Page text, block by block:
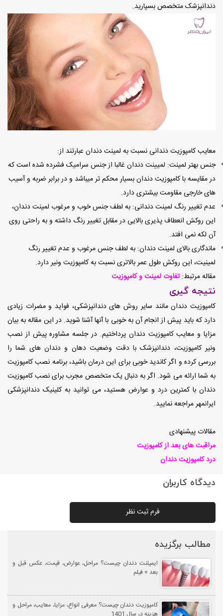
دندانپزشک متخصص بسپارید.
معایب کامپوزیت دندانی نسبت به لمینت دندان عبارتند از:
جنس بهتر لمینت: لمیینت دندان غالبا از جنس سرامیک فشرده شده است که
در مقایسه با کامپوزیت دندان بسیار محکم تر میباشد و در برابر ضربه و آسیب
های خارجی مقاومت بیشتری دارد.
عدم تغییر رنگ لمینت دندانی: به لطف جنس خوب و مرغوب لمینت دندان،
این روکش انعطاف پذیری بالایی در مقابل تغییر رنگ داشته و به راحتی روی
آن لکه نمی افتد.
ماندگاری بالای لمینت دندان: به لطف جنس مرغوب و عدم تغییر رنگ
لمینیت، این روکش طول عمر بالاتری نسبت به کامپوزیت ونیر دارد.
مقاله مرتبط: تفاوت لمینت و کامپوزیت
نتیجه گیری
کامپوزیت دندان مانند سایر روش های دندانپزشکی، فواید و مضرات زیادی
دارد که باید پیش از انجام آن به خوبی با آنها آشنا شوید. در این مقاله به بیان
مزایا و معایب کامپوزیت دندان پرداختیم. در جلسه مشاوره پیش از نصب
ونیر کامپوزیت، دندانپزشک با دقت وضعیت دهان و دندان های شما را
بررسی کرده و اگر کاندید خوبی برای این درمان باشید، برنامه نصب کامپوزیت
به شما ارائه می شود. اگر به دنبال یک متخصص مجرب برای نصب کامپوزیت
دندان با کمترین درد و عوارض هستید، می توانید به کلینیک دندانپزشکی
ایرانمهر مراجعه نمایید.
مقالات پیشنهادی
مراقبت های بعد از کامپوزیت
درد کامپوزیت دندان
دیدگاه کاربران
فرم ثبت نظر
مطالب برگزیده
ایمپلنت دندان چیست؟ مراحل، عوارض، قیمت، عکس قبل و
بعد + فیلم
کامپوزیت دندان چیست؟ معرفی انواع، مزایا، معایب، مراحل و
هزینه در سال 1401